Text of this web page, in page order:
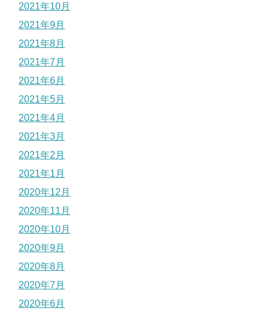
2021年10月
2021年9月
2021年8月
2021年7月
2021年6月
2021年5月
2021年4月
2021年3月
2021年2月
2021年1月
2020年12月
2020年11月
2020年10月
2020年9月
2020年8月
2020年7月
2020年6月